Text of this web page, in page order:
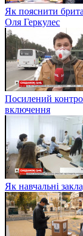
Як пояснити
Оля Геркулес
Посилений
включення
Як навчальні